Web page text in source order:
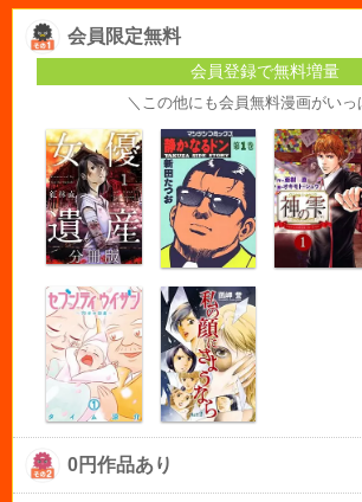
会員限定無料
会員登録で無料増量
＼この他にも会員無料漫画がいっ
0円作品あり